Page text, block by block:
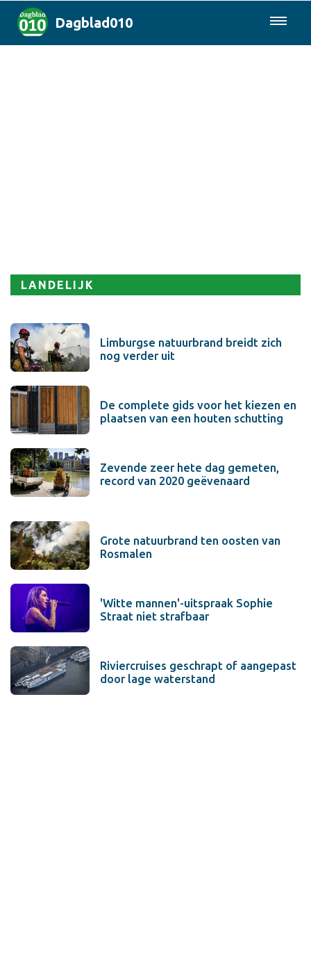
Dagblad010
LANDELIJK
Limburgse natuurbrand breidt zich
nog verder uit
De complete gids voor het kiezen en
plaatsen van een houten schutting
Zevende zeer hete dag gemeten,
record van 2020 geëvenaard
Grote natuurbrand ten oosten van
Rosmalen
'Witte mannen'-uitspraak Sophie
Straat niet strafbaar
Riviercruises geschrapt of aangepast
door lage waterstand